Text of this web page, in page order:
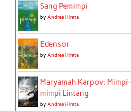
Sang Pemimpi
byAndrea Hirata
Edensor
byAndrea Hirata
Maryamah Karpov: Mimpi-
mimpi Lintang
byAndrea Hirata